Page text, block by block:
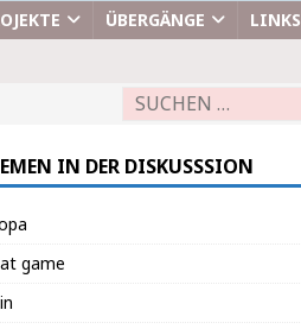
ÜBERGÄNGE LINKS
IN DER DISKUSSSION
game